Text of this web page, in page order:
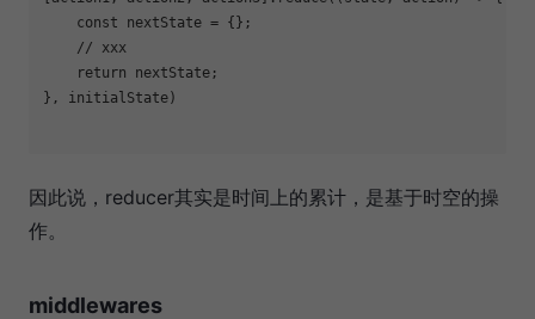
const nextState = {};
// xxx
return nextState;
}, initialState)
因此说，reducer其实是时间上的累计，是基于时空的操
作。
middlewares